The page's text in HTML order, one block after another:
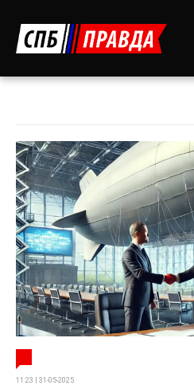
11:23 | 31-05-2025